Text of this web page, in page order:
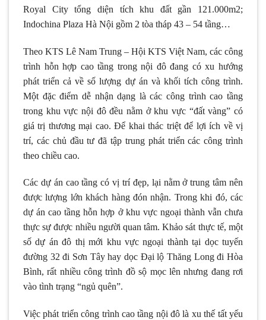
Royal City tổng diện tích khu đất gần 121.000m2;
Indochina Plaza Hà Nội gồm 2 tòa tháp 43 – 54 tầng…
Theo KTS Lê Nam Trung – Hội KTS Việt Nam, các công
trình hỗn hợp cao tầng trong nội đô đang có xu hướng
phát triển cả về số lượng dự án và khối tích công trình.
Một đặc điểm dễ nhận dạng là các công trình cao tầng
trong khu vực nội đô đều nằm ở khu vực “đất vàng” có
giá trị thương mại cao. Để khai thác triệt để lợi ích về vị
trí, các chủ đầu tư đã tập trung phát triển các công trình
theo chiều cao.
Các dự án cao tầng có vị trí đẹp, lại nằm ở trung tâm nên
được lượng lớn khách hàng đón nhận. Trong khi đó, các
dự án cao tầng hỗn hợp ở khu vực ngoại thành vẫn chưa
thực sự được nhiều người quan tâm. Khảo sát thực tế, một
số dự án đô thị mới khu vực ngoại thành tại dọc tuyến
đường 32 đi Sơn Tây hay dọc Đại lộ Thăng Long đi Hòa
Bình, rất nhiều công trình đồ sộ mọc lên nhưng đang rơi
vào tình trạng “ngủ quên”.
Việc phát triển công trình cao tầng nội đô là xu thế tất yếu